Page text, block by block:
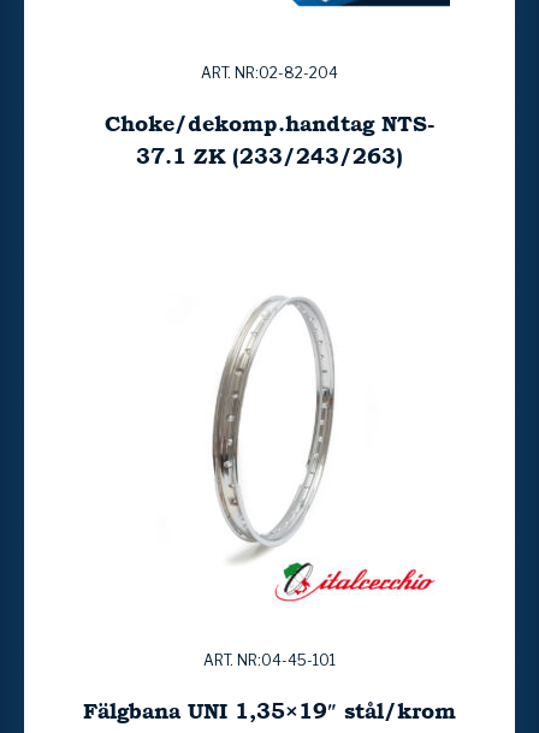
ART. NR:02-82-204
Choke/dekomp.handtag NTS-
37.1 ZK (233/243/263)
ART. NR:04-45-101
Fälgbana UNI 1,35×19″ stål/krom